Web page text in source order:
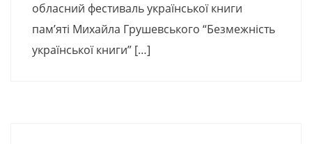
обласний фестиваль української книги
пам’яті Михайла Грушевського “Безмежність
української книги” […]